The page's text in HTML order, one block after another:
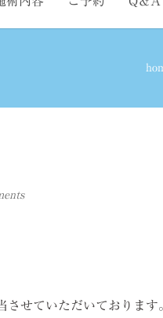
せていただいております